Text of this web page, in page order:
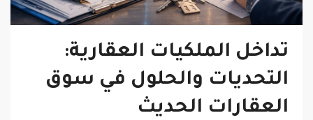
تداخل الملكيات العقارية:
التحديات والحلول في سوق
العقارات الحديث